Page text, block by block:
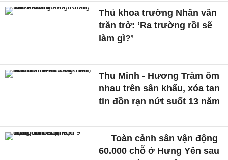
Thủ khoa trường Nhân văn
trăn trở: ‘Ra trường rồi sẽ
làm gì?’
Thu Minh - Hương Tràm ôm
nhau trên sân khấu, xóa tan
tin đồn rạn nứt suốt 13 năm
Toàn cảnh sân vận động
60.000 chỗ ở Hưng Yên sau